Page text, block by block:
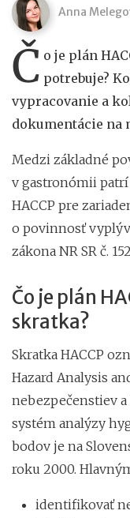
Anna
Č o je plán
potrebuje?
vypracovanie a
dokumentácie na
Medzi základné
v gastronómii
HACCP pre
o povinnosť
zákona NR SR č.
Čo je plán
skratka?
Skratka HACCP
Hazard Analysis
nebezpečenstiev
systém analýzy
bodov je na
roku 2000.
identifikovať